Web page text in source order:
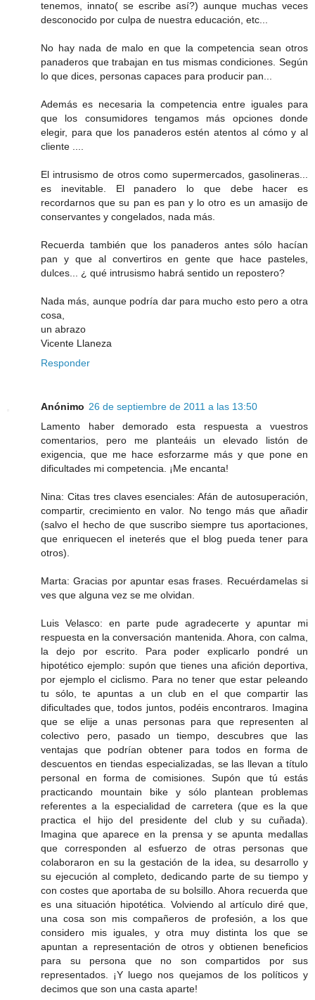
tenemos, innato( se escribe así?) aunque muchas veces
desconocido por culpa de nuestra educación, etc...
No hay nada de malo en que la competencia sean otros
panaderos que trabajan en tus mismas condiciones. Según
lo que dices, personas capaces para producir pan...
Además es necesaria la competencia entre iguales para
que los consumidores tengamos más opciones donde
elegir, para que los panaderos estén atentos al cómo y al
cliente ....
El intrusismo de otros como supermercados, gasolineras...
es inevitable. El panadero lo que debe hacer es
recordarnos que su pan es pan y lo otro es un amasijo de
conservantes y congelados, nada más.
Recuerda también que los panaderos antes sólo hacían
pan y que al convertiros en gente que hace pasteles,
dulces... ¿ qué intrusismo habrá sentido un repostero?
Nada más, aunque podría dar para mucho esto pero a otra
cosa,
un abrazo
Vicente Llaneza
Responder
Anónimo 26 de septiembre de 2011 a las 13:50
Lamento haber demorado esta respuesta a vuestros
comentarios, pero me planteáis un elevado listón de
exigencia, que me hace esforzarme más y que pone en
dificultades mi competencia. ¡Me encanta!
Nina: Citas tres claves esenciales: Afán de autosuperación,
compartir, crecimiento en valor. No tengo más que añadir
(salvo el hecho de que suscribo siempre tus aportaciones,
que enriquecen el ineterés que el blog pueda tener para
otros).
Marta: Gracias por apuntar esas frases. Recuérdamelas si
ves que alguna vez se me olvidan.
Luis Velasco: en parte pude agradecerte y apuntar mi
respuesta en la conversación mantenida. Ahora, con calma,
la dejo por escrito. Para poder explicarlo pondré un
hipotético ejemplo: supón que tienes una afición deportiva,
por ejemplo el ciclismo. Para no tener que estar peleando
tu sólo, te apuntas a un club en el que compartir las
dificultades que, todos juntos, podéis encontraros. Imagina
que se elije a unas personas para que representen al
colectivo pero, pasado un tiempo, descubres que las
ventajas que podrían obtener para todos en forma de
descuentos en tiendas especializadas, se las llevan a título
personal en forma de comisiones. Supón que tú estás
practicando mountain bike y sólo plantean problemas
referentes a la especialidad de carretera (que es la que
practica el hijo del presidente del club y su cuñada).
Imagina que aparece en la prensa y se apunta medallas
que corresponden al esfuerzo de otras personas que
colaboraron en su la gestación de la idea, su desarrollo y
su ejecución al completo, dedicando parte de su tiempo y
con costes que aportaba de su bolsillo. Ahora recuerda que
es una situación hipotética. Volviendo al artículo diré que,
una cosa son mis compañeros de profesión, a los que
considero mis iguales, y otra muy distinta los que se
apuntan a representación de otros y obtienen beneficios
para su persona que no son compartidos por sus
representados. ¡Y luego nos quejamos de los políticos y
decimos que son una casta aparte!